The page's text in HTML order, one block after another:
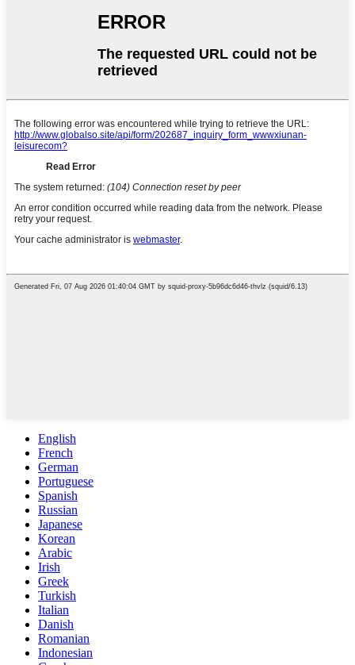
English
French
German
Portuguese
Spanish
Russian
Japanese
Korean
Arabic
Irish
Greek
Turkish
Italian
Danish
Romanian
Indonesian